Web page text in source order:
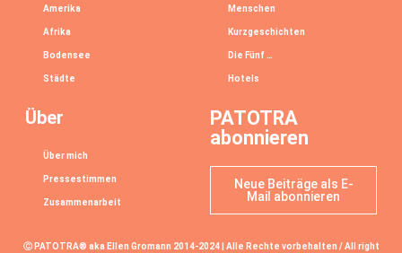
Amerika
Afrika
Bodensee
Städte
Menschen
Kurzgeschichten
Die Fünf …
Hotels
Über
Über mich
Pressestimmen
Zusammenarbeit
PATOTRA
abonnieren
Neue Beiträge als E-
Mail abonnieren
Ⓒ PATOTRA® aka Ellen Gromann 2014-2024 | Alle Rechte vorbehalten / All right